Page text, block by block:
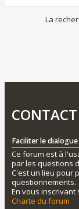
La
CONTACT
Faciliter le
Ce forum est à
par les questions
C'est un lieu pour
questionnements.
En vous
Charte du forum